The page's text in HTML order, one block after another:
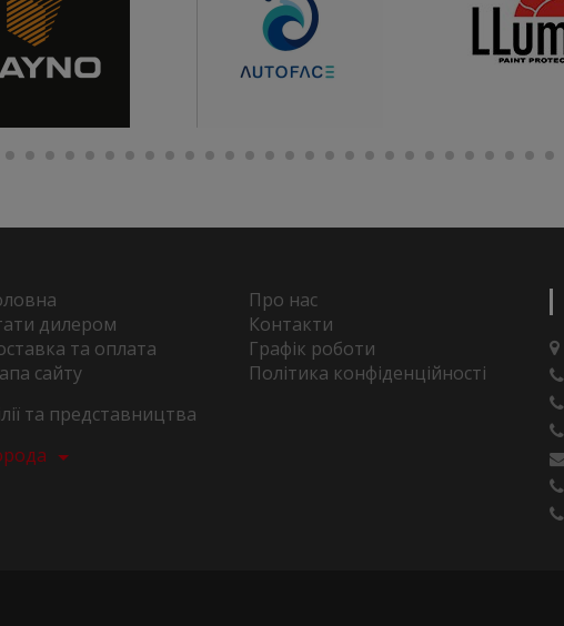
Про нас
дилером
Контакти
та оплата
Графік роботи
сайту
Політика конфіденційності
та представництва